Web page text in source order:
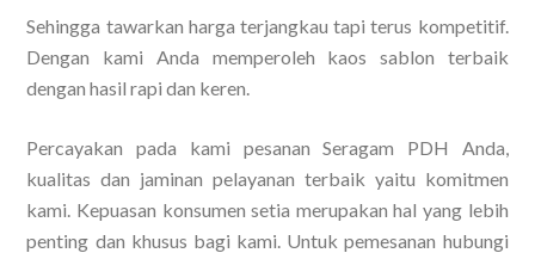
Sehingga tawarkan harga terjangkau tapi terus kompetitif.
Dengan kami Anda memperoleh kaos sablon terbaik
dengan hasil rapi dan keren.
Percayakan pada kami pesanan Seragam PDH Anda,
kualitas dan jaminan pelayanan terbaik yaitu komitmen
kami. Kepuasan konsumen setia merupakan hal yang lebih
penting dan khusus bagi kami. Untuk pemesanan hubungi